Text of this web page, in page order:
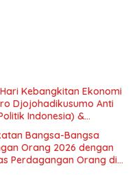
Kebangkitan Ekonomi
Djojohadikusumo Anti
Indonesia) &
Undang Perekonomian
Menata Bangsa
Bangsa-Bangsa
Orang 2026 dengan
Perdagangan Orang di